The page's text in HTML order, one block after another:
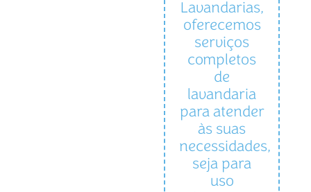
Lavandarias,
oferecemos
serviços
completos
de
lavandaria
para atender
às suas
necessidades,
seja para
uso